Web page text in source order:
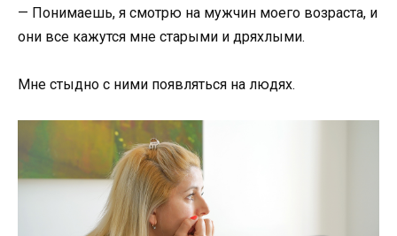
— Понимаешь, я смотрю на мужчин моего возраста, и
они все кажутся мне старыми и дряхлыми.
Мне стыдно с ними появляться на людях.